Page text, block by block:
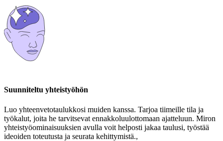
Suunniteltu yhteistyöhön
Luo yhteenvetotaulukkosi muiden kanssa. Tarjoa tiimeille tila ja
työkalut, joita he tarvitsevat ennakkoluulottomaan ajatteluun. Miron
yhteistyöominaisuuksien avulla voit helposti jakaa taulusi, työstää
ideoiden toteutusta ja seurata kehittymistä.,